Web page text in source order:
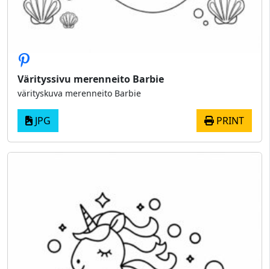
Värityssivu merenneito Barbie
värityskuva merenneito Barbie
JPG PRINT